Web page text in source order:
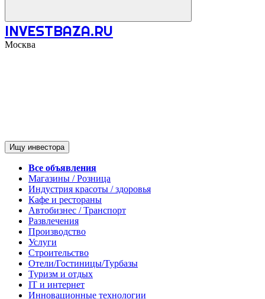
INVESTBAZA.RU
Москва
Ищу инвестора
Все объявления
Магазины / Розница
Индустрия красоты / здоровья
Кафе и рестораны
Автобизнес / Транспорт
Развлечения
Производство
Услуги
Строительство
Отели/Гостиницы/Турбазы
Туризм и отдых
IT и интернет
Инновационные технологии